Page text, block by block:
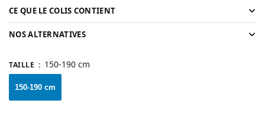
CE QUE LE COLIS CONTIENT
NOS ALTERNATIVES
TAILLE : 150-190 cm
150-190 cm